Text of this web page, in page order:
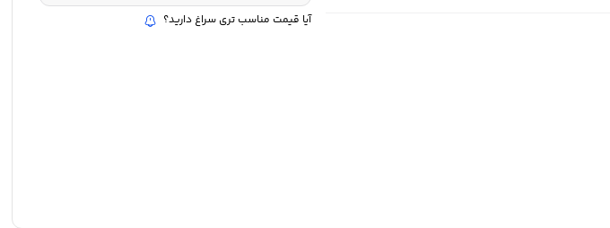
آیا قیمت مناسب تری سراغ دارید؟